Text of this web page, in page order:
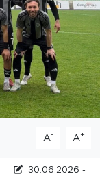
A- A+
30.06.2026 -